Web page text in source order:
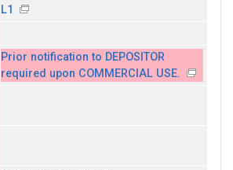
L1
Prior notification to DEPOSITOR
required upon COMMERCIAL USE.